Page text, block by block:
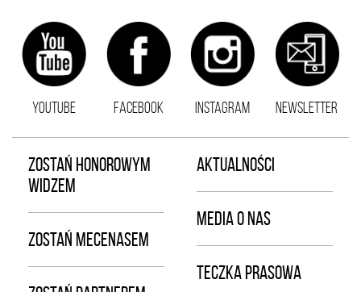
YOUTUBE FACEBOOK INSTAGRAM NEWSLETTER
ZOSTAŃ HONOROWYM
WIDZEM
ZOSTAŃ MECENASEM
AKTUALNOŚCI
MEDIA O NAS
TECZKA PRASOWA